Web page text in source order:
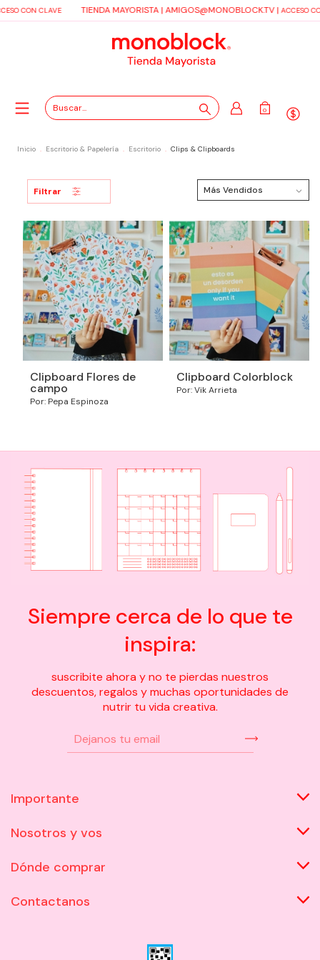
CON CLAVE TIENDA MAYORISTA |AMIGOS@MONOBLOCK.TV| ACCESO
0
Inicio . Escritorio & Papelería . Escritorio . Clips & Clipboards
Filtrar
Clipboard Flores de
campo
Por: Pepa Espinoza
Clipboard Colorblock
Por: Vik Arrieta
Siempre cerca de lo que te
inspira:
suscribite ahora y no te pierdas nuestros
descuentos, regalos y muchas oportunidades de
nutrir tu vida creativa.
Importante
Nosotros y vos
Dónde comprar
Contactanos